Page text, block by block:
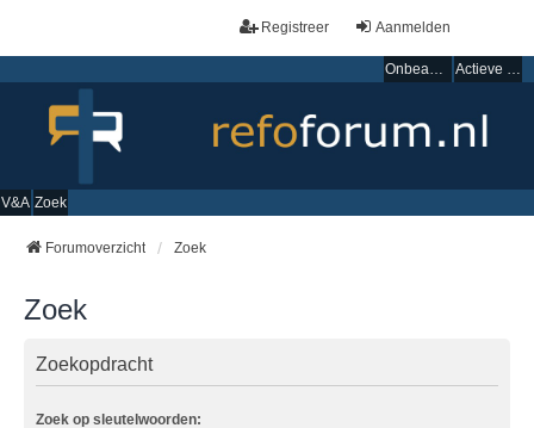
Aanmelden
Registreer
Onbeantwoorde onderwerpen Actieve onderwerpen
V&A Zoek
Forumoverzicht Zoek
Zoek
Zoekopdracht
Zoek op sleutelwoorden: